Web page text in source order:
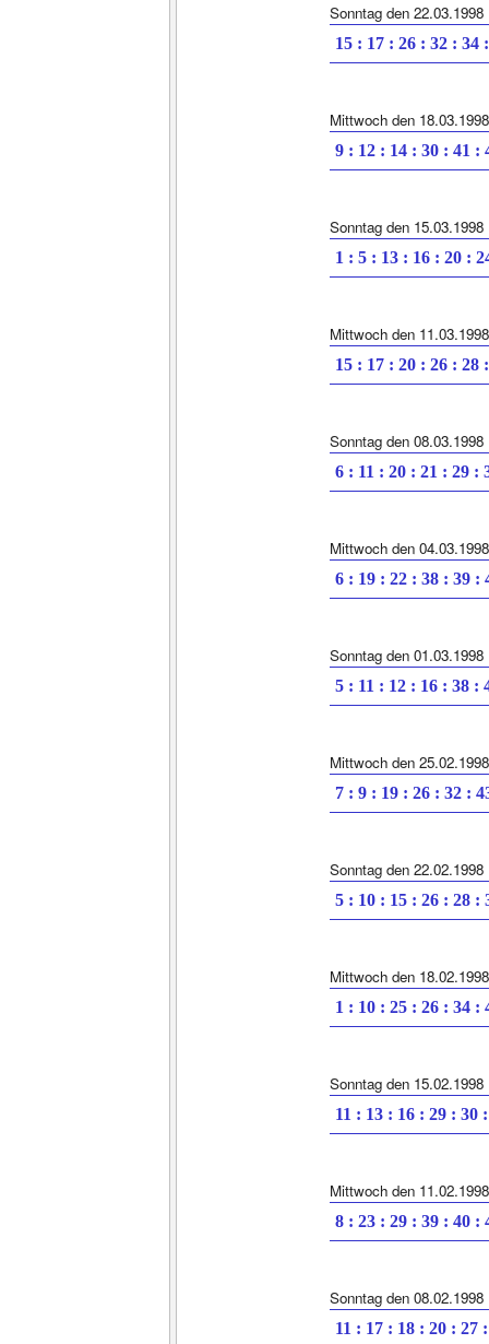
Sonntag den 22.03.1998
15 : 17 : 26 : 32 : 34
Mittwoch den 18.03.1998
9 : 12 : 14 : 30 : 41 :
Sonntag den 15.03.1998
1 : 5 : 13 : 16 : 20 :
Mittwoch den 11.03.1998
15 : 17 : 20 : 26 : 28
Sonntag den 08.03.1998
6 : 11 : 20 : 21 : 29 :
Mittwoch den 04.03.1998
6 : 19 : 22 : 38 : 39 :
Sonntag den 01.03.1998
5 : 11 : 12 : 16 : 38 :
Mittwoch den 25.02.1998
7 : 9 : 19 : 26 : 32 :
Sonntag den 22.02.1998
5 : 10 : 15 : 26 : 28 :
Mittwoch den 18.02.1998
1 : 10 : 25 : 26 : 34 :
Sonntag den 15.02.1998
11 : 13 : 16 : 29 : 30
Mittwoch den 11.02.1998
8 : 23 : 29 : 39 : 40 :
Sonntag den 08.02.1998
11 : 17 : 18 : 20 : 27